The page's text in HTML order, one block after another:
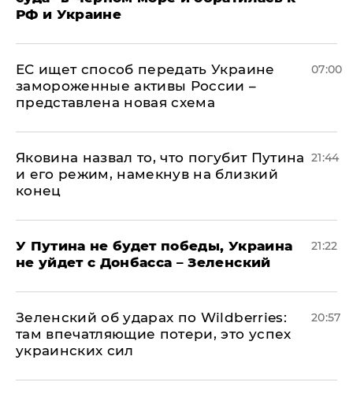
РФ и Украине
ЕС ищет способ передать Украине
замороженные активы России –
представлена новая схема
07:00
Яковина назвал то, что погубит Путина
и его режим, намекнув на близкий
конец
21:44
У Путина не будет победы, Украина
не уйдет с Донбасса – Зеленский
21:22
Зеленский об ударах по Wildberries:
там впечатляющие потери, это успех
украинских сил
20:57